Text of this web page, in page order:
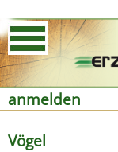
anmelden
Vögel